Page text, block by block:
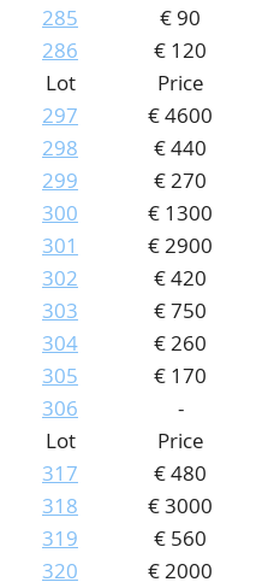
285
€ 90
286
€ 120
Lot
Price
297
€ 4600
298
€ 440
299
€ 270
300
€ 1300
301
€ 2900
302
€ 420
303
€ 750
304
€ 260
305
€ 170
306
-
Lot
Price
317
€ 480
318
€ 3000
319
€ 560
320
€ 2000